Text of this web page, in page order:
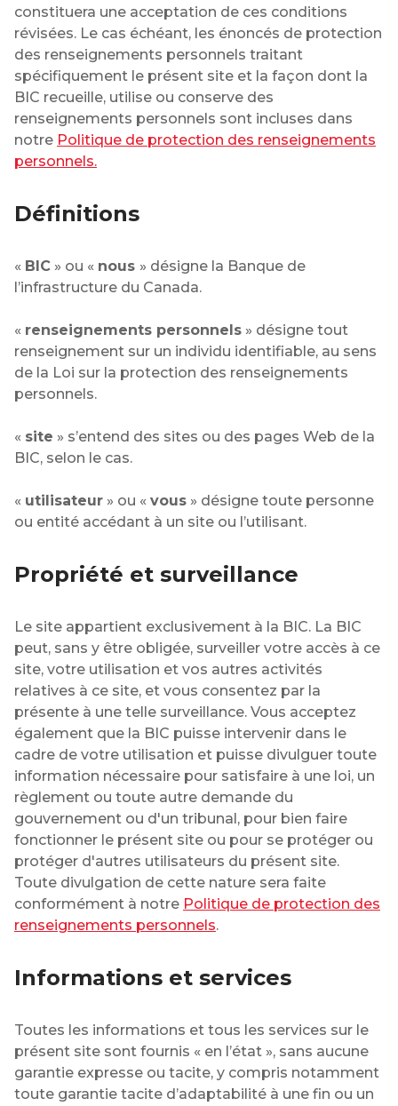
constituera une acceptation de ces conditions
révisées. Le cas échéant, les énoncés de protection
des renseignements personnels traitant
spécifiquement le présent site et la façon dont la
BIC recueille, utilise ou conserve des
renseignements personnels sont incluses dans
notre Politique de protection des renseignements
personnels.
Définitions
« BIC » ou « nous » désigne la Banque de
l’infrastructure du Canada.
« renseignements personnels » désigne tout
renseignement sur un individu identifiable, au sens
de la Loi sur la protection des renseignements
personnels.
« site » s’entend des sites ou des pages Web de la
BIC, selon le cas.
« utilisateur » ou « vous » désigne toute personne
ou entité accédant à un site ou l’utilisant.
Propriété et surveillance
Le site appartient exclusivement à la BIC. La BIC
peut, sans y être obligée, surveiller votre accès à ce
site, votre utilisation et vos autres activités
relatives à ce site, et vous consentez par la
présente à une telle surveillance. Vous acceptez
également que la BIC puisse intervenir dans le
cadre de votre utilisation et puisse divulguer toute
information nécessaire pour satisfaire à une loi, un
règlement ou toute autre demande du
gouvernement ou d'un tribunal, pour bien faire
fonctionner le présent site ou pour se protéger ou
protéger d'autres utilisateurs du présent site.
Toute divulgation de cette nature sera faite
conformément à notre Politique de protection des
renseignements personnels.
Informations et services
Toutes les informations et tous les services sur le
présent site sont fournis « en l’état », sans aucune
garantie expresse ou tacite, y compris notamment
toute garantie tacite d’adaptabilité à une fin ou un